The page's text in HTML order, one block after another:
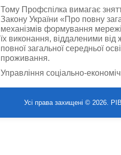
Тому Профспілка вимагає
Закону України «Про повну
механізмів формування
їх виконання, віддаленими від
повної загальної середньої
проживання.
Управління соціально-
Усі права захищені ©